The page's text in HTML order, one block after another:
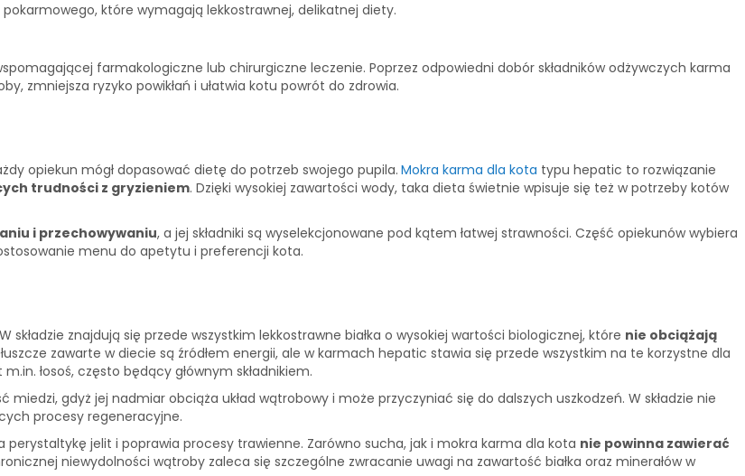
które wymagają lekkostrawnej, delikatnej diety.
farmakologiczne lub chirurgiczne leczenie. Poprzez odpowiedni dobór składników odżywczych karma
zmniejsza ryzyko powikłań i ułatwia kotu powrót do zdrowia.
opiekun mógł dopasować dietę do potrzeb swojego pupila.Mokra karma dla kota typu hepatic to rozwiązanie
trudności z gryzieniem. Dzięki wysokiej zawartości wody, taka dieta świetnie wpisuje się też w potrzeby kotów
i przechowywaniu, a jej składniki są wyselekcjonowane pod kątem łatwej strawności. Część opiekunów wybiera
menu do apetytu i preferencji kota.
znajdują się przede wszystkim lekkostrawne białka o wysokiej wartości biologicznej, które nie obciążają
zawarte w diecie są źródłem energii, ale w karmach hepatic stawia się przede wszystkim na te korzystne dla
łosoś, często będący głównym składnikiem.
gdyż jej nadmiar obciąża układ wątrobowy i może przyczyniać się do dalszych uszkodzeń. W składzie nie
procesy regeneracyjne.
jelit i poprawia procesy trawienne. Zarówno sucha, jak i mokra karma dla kota nie powinna zawierać
niewydolności wątroby zaleca się szczególne zwracanie uwagi na zawartość białka oraz minerałów w